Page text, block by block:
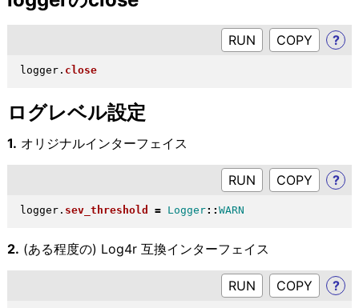
RUN ?
logger. close
ログレベル設定
1. オリジナルインターフェイス
RUN ?
logger. sev_threshold = Logger:: WARN
2. (ある程度の) Log4r 互換インターフェイス
RUN ?